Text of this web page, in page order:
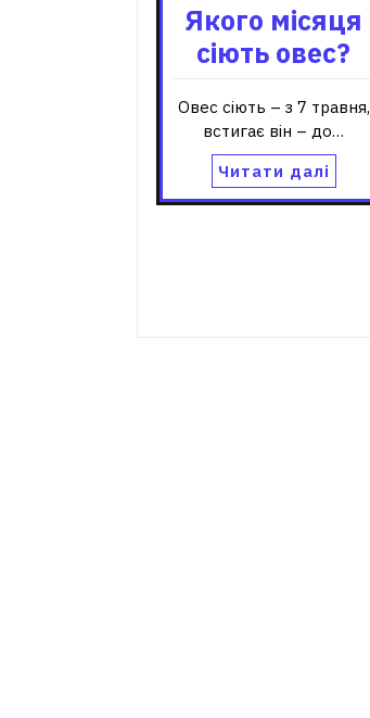
Якого місяця
сіють овес?
Овес сіють – з 7 травня,
встигає він – до…
Читати далі